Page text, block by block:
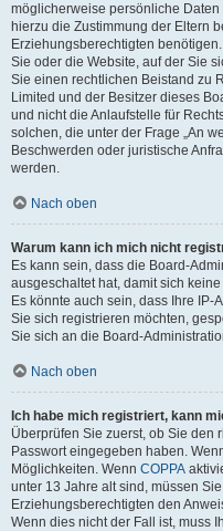
möglicherweise persönliche
hierzu die Zustimmung der Eltern
Erziehungsberechtigten
Sie oder die Website, auf der Sie
Sie einen rechtlichen Beistand zu
Limited und der Besitzer dieses
und nicht die Anlaufstelle für
solchen, die unter der Frage „An
Beschwerden oder juristische
werden.
Nach oben
Warum kann ich mich nicht
Es kann sein, dass die Board-
ausgeschaltet hat, damit sich
Es könnte auch sein, dass Ihre
Sie sich registrieren möchten,
Sie sich an die Board-
Nach oben
Ich habe mich registriert, kann
Überprüfen Sie zuerst, ob Sie den
Passwort eingegeben haben.
Möglichkeiten. Wenn COPPA
unter 13 Jahre alt sind, müssen
Erziehungsberechtigten den
Wenn dies nicht der Fall ist, muss